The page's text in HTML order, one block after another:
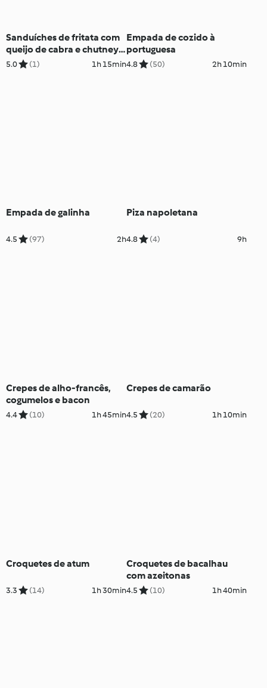
Sanduíches de fritata com
queijo de cabra e chutney
de cebola-roxa
5.0 (1) 1h 15min
Empada de cozido à
portuguesa
4.8 (50) 2h 10min
Empada de galinha
4.5 (97) 2h
Piza napoletana
4.8 (4) 9h
Crepes de alho-francês,
cogumelos e bacon
4.4 (10) 1h 45min
Crepes de camarão
4.5 (20) 1h 10min
Croquetes de atum
3.3 (14) 1h 30min
Croquetes de bacalhau
com azeitonas
4.5 (10) 1h 40min